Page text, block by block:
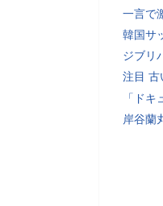
一言で
韓国サ
ジブリ
注目 古
「ド
岸谷蘭